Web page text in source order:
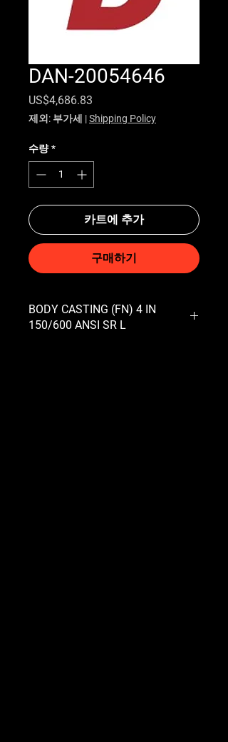
DAN-20054646
US$4,686.83
제외: 부가세 |Shipping Policy
수량 *
카트에 추가
구매하기
BODY CASTING (FN) 4 IN
150/600 ANSI SR L